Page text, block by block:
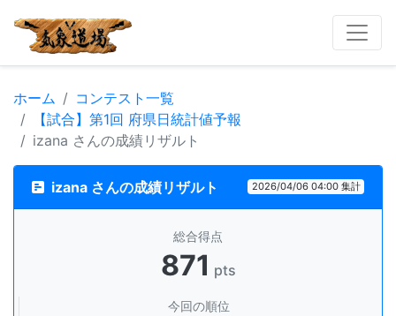
ホーム
コンテスト一覧
【試合】第1回 府県日統計値予報
izana さんの成績リザルト
izana さんの成績リザルト 2026/04/06 04:00 集計
総合得点
871 pts
今回の順位